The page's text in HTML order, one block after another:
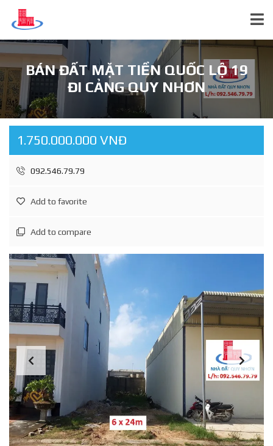
BÁN ĐẤT MẶT TIỀN QUỐC LỘ 19
ĐI CẢNG QUY NHƠN
1.750.000.000 VNĐ
092.546.79.79
Add to favorite
Add to compare